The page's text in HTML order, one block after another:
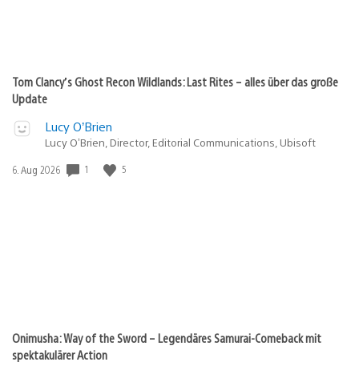
Tom Clancy’s Ghost Recon Wildlands: Last Rites – alles über das große
Update
Lucy O’Brien
Lucy O’Brien, Director, Editorial Communications, Ubisoft
Veröffentlichungsdatum:
6. Aug 2026 1 5
Onimusha: Way of the Sword – Legendäres Samurai-Comeback mit
spektakulärer Action